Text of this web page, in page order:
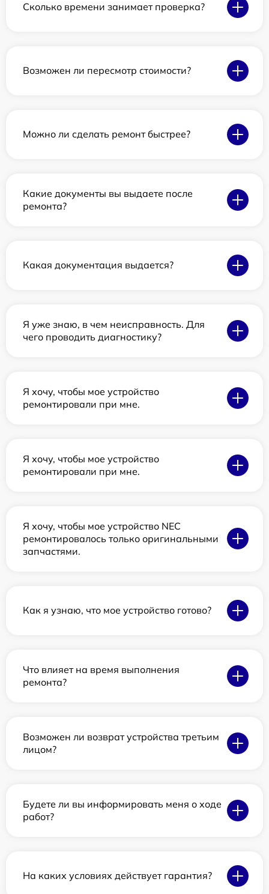
Сколько времени занимает проверка?
Возможен ли пересмотр стоимости?
Можно ли сделать ремонт быстрее?
Какие документы вы выдаете после
ремонта?
Какая документация выдается?
Я уже знаю, в чем неисправность. Для
чего проводить диагностику?
Я хочу, чтобы мое устройство
ремонтировали при мне.
Я хочу, чтобы мое устройство
ремонтировали при мне.
Я хочу, чтобы мое устройство NEC
ремонтировалось только оригинальными
запчастями.
Как я узнаю, что мое устройство готово?
Что влияет на время выполнения
ремонта?
Возможен ли возврат устройства третьим
лицом?
Будете ли вы информировать меня о ходе
работ?
На каких условиях действует гарантия?